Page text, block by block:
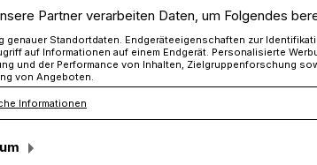
Wasserwerker
Partner verarbeiten Daten, um Folgendes
genauer Standortdaten. Endgeräteeigenschaften zur
auf Informationen auf einem Endgerät. Personalisierte
und der Performance von Inhalten, Zielgruppenforschung
von Angeboten.
Informationen